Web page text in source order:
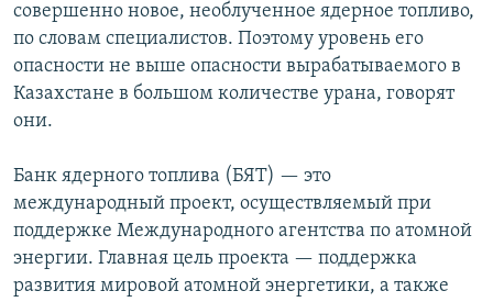
совершенно новое, необлученное ядерное топливо,
по словам специалистов. Поэтому уровень его
опасности не выше опасности вырабатываемого в
Казахстане в большом количестве урана, говорят
они.
Банк ядерного топлива (БЯТ) — это
международный проект, осуществляемый при
поддержке Международного агентства по атомной
энергии. Главная цель проекта — поддержка
развития мировой атомной энергетики, а также